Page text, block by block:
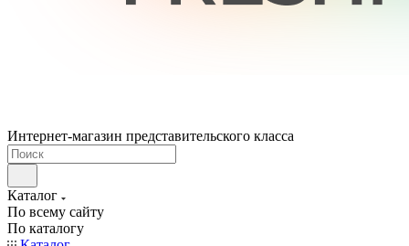
Интернет-магазин представительского класса
Каталог
По всему сайту
По каталогу